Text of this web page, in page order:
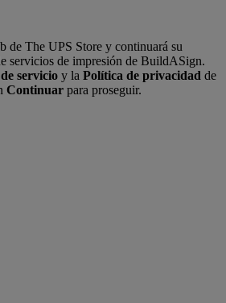
de The UPS Store y continuará su
servicios de impresión de BuildASign.
servicio y la Política de privacidad de
Continuar para proseguir.